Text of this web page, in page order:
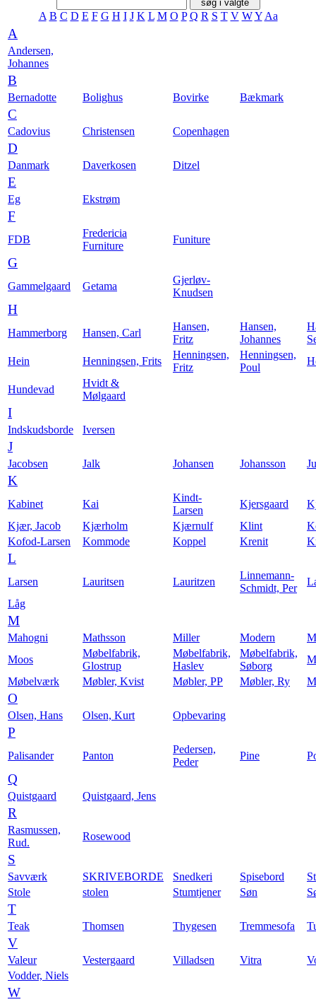
A B C D E F G H I J K L M O P Q R S T V W Y Aa
A
Andersen,
Johannes
B
Bernadotte Bolighus Bovirke Bækmark
C
Cadovius Christensen Copenhagen
D
Danmark Daverkosen Ditzel
E
Eg Ekstrøm
F
FDB
Fredericia
Furniture
Funiture
G
Gammelgaard Getama
Gjerløv-
Knudsen
H
Hammerborg Hansen, Carl
Hansen,
Fritz
Hansen,
Johannes
Hein
Henningsen, Frits
Henningsen,
Fritz
Henningsen,
Poul
Hundevad
Hvidt &
Mølgaard
I
Indskudsborde Iversen
J
Jacobsen Jalk Johansen Johansson
K
Kabinet Kai
Kindt-
Larsen
Kjersgaard
Kjær, Jacob
Kjærholm Kjærnulf Klint
Kofod-Larsen
Kommode Koppel Krenit
L
Larsen Lauritsen Lauritzen
Linnemann-
Schmidt, Per
Låg
M
Mahogni Mathsson Miller Modern
Moos
Møbelfabrik,
Glostrup
Møbelfabrik,
Haslev
Møbelfabrik,
Søborg
Møbelværk
Møbler, Kvist Møbler, PP Møbler, Ry
O
Olsen, Hans Olsen, Kurt Opbevaring
P
Palisander Panton
Pedersen,
Peder
Pine
Q
Quistgaard Quistgaard, Jens
R
Rasmussen,
Rud.
Rosewood
S
Savværk SKRIVEBORDE Snedkeri Spisebord
Stole
stolen Stumtjener Søn
T
Teak Thomsen Thygesen Tremmesofa
V
Valeur Vestergaard Villadsen Vitra
Vodder, Niels
W